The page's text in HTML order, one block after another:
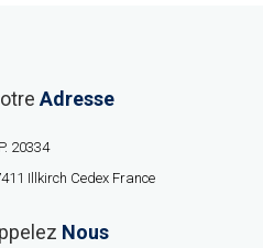
Adresse
20334
Illkirch Cedex France
Nous